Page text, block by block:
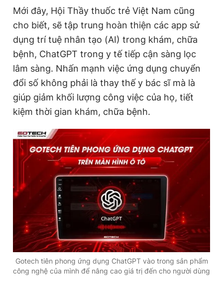
Mới đây, Hội Thầy thuốc trẻ Việt Nam cũng
cho biết, sẽ tập trung hoàn thiện các app sử
dụng trí tuệ nhân tạo (AI) trong khám, chữa
bệnh, ChatGPT trong y tế tiếp cận sàng lọc
lâm sàng. Nhấn mạnh việc ứng dụng chuyển
đổi số không phải là thay thế y bác sĩ mà là
giúp giảm khối lượng công việc của họ, tiết
kiệm thời gian khám, chữa bệnh.
Gotech tiên phong ứng dụng ChatGPT vào trong sản phẩm
công nghệ của mình để nâng cao giá trị đến cho người dùng